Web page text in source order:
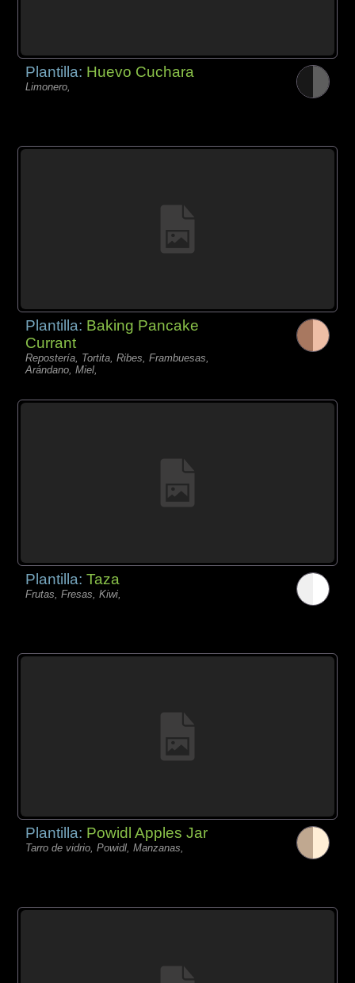
Plantilla: Huevo Cuchara
Limonero,
Plantilla: Baking Pancake
Currant
Repostería, Tortita, Ribes, Frambuesas,
Arándano, Miel,
Plantilla:Taza
Frutas, Fresas, Kiwi,
Plantilla: Powidl Apples Jar
Tarro de vidrio, Powidl, Manzanas,